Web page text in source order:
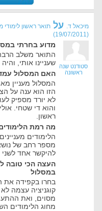
מיכאל ד. על תואר ראשון לימודי
(
19/07/2011
)
סטודנט שנה
ראשונה
מדוע בחרתי
התואר משלב
שעניינו אותי,
האם המסלול עמד
המסלול מעניין
הזו הוא ענה על
לא יורד מספיק
והוא די שטחי.
ראשון.
מה רמת
הלימודים
מספר רחב של
להיקשר אחד לשני
העצה הכי טובה
במסלול
בחרו בקפידה את
קוגניציה עצמה
מסוים, ואת
מחוג הלימודים